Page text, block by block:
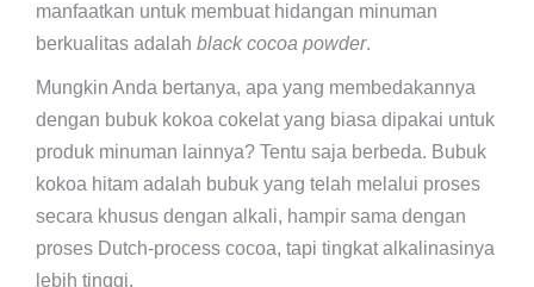
manfaatkan untuk membuat hidangan minuman
berkualitas adalah black cocoa powder.
Mungkin Anda bertanya, apa yang membedakannya
dengan bubuk kokoa cokelat yang biasa dipakai untuk
produk minuman lainnya? Tentu saja berbeda. Bubuk
kokoa hitam adalah bubuk yang telah melalui proses
secara khusus dengan alkali, hampir sama dengan
proses Dutch-process cocoa, tapi tingkat alkalinasinya
lebih tinggi.